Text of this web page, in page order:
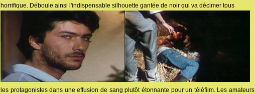
horrifique. Déboule ainsi l'indispensable silhouette gantée de noir qui va décimer tous
les protagonistes dans une effusion de sang plutôt étonnante pour un téléfilm. Les amateurs